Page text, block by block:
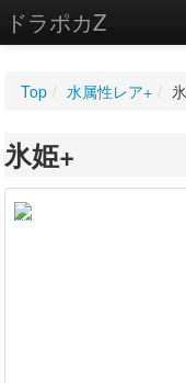
ドラポカZ
WIKI
設定
Top / 水属性レア+ /
氷姫+